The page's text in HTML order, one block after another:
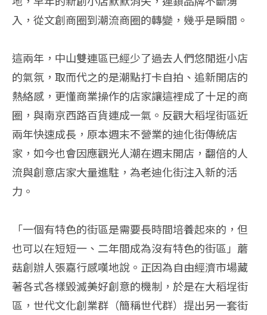
入，從文創商圈到潮流商圈的轉變，幾乎是瞬間。
這兩年，中山雙連區已經少了過去人們悠閒逛小店
的氣氛，取而代之的是潮點打卡自拍、追新開店的
熱絡感，更懂商業操作的店家讓這裡成了十足的商
圈，與南京西路百貨連成一氣。反觀大稻埕街區近
兩年快速成長，原本週末不營業的迪化街傳統店
家，如今也會因應觀光人潮在週末開店，翻倍的人
流與創意店家大量進駐，為老迪化街注入新的活
力。
「一個有特色的街區是需要長時間培養起來的，但
也可以在短短一、二年間成為沒有特色的街區」蘑
菇創辦人張嘉行感嘆地說。正因為自由經濟市場藏
著各式各樣毀滅美好創意的機制，於是在大稻埕街
區，世代文化創業群（簡稱世代群）提出另一套街